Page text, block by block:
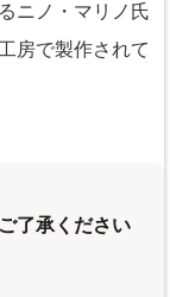
ニノ・マリノ氏
房で製作されて
了承ください